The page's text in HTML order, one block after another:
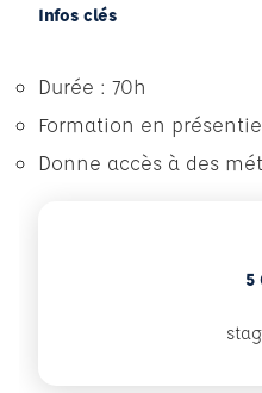
Infos clés
Durée : 70h
Formation en
Donne accès à des
5